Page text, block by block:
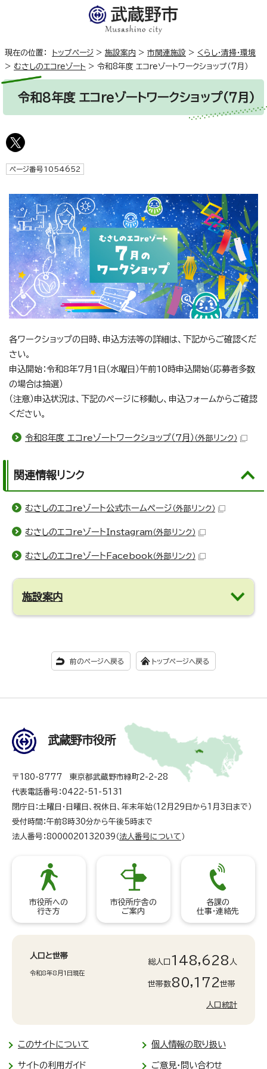
現在の位置： トップページ > 施設案内 > 市関連施設 > くらし・清掃・環境
> むさしのエコreゾート > 令和8年度 エコreゾートワークショップ（7月）
令和8年度 エコreゾートワークショップ（7月）
ページ番号1054652
各ワークショップの日時、申込方法等の詳細は、下記からご確認くだ
さい。
申込開始：令和8年7月1日（水曜日）午前10時申込開始（応募者多数
の場合は抽選）
（注意）申込状況は、下記のページに移動し、申込フォームからご確認
ください。
令和8年度 エコreゾートワークショップ（7月） （外部リンク）
関連情報リンク
むさしのエコreゾート公式ホームページ （外部リンク）
むさしのエコreゾートInstagram （外部リンク）
むさしのエコreゾートFacebook（外部リンク）
施設案内
前のページへ戻る トップページへ戻る
武蔵野市役所
〒180-8777 東京都武蔵野市緑町2-2-28
代表電話番号：0422-51-5131
閉庁日：土曜日・日曜日、祝休日、年末年始（12月29日から1月3日まで）
受付時間：午前8時30分から午後5時まで
法人番号：8000020132039（ 法人番号について ）
市役所への
行き方
市役所庁舎の
ご案内
各課の
仕事・連絡先
人口と世帯
令和8年8月1日現在
総人口 148,628 人
世帯数80,172世帯
人口統計
このサイトについて 個人情報の取り扱い
サイトの利用ガイド ご意見・問い合わせ